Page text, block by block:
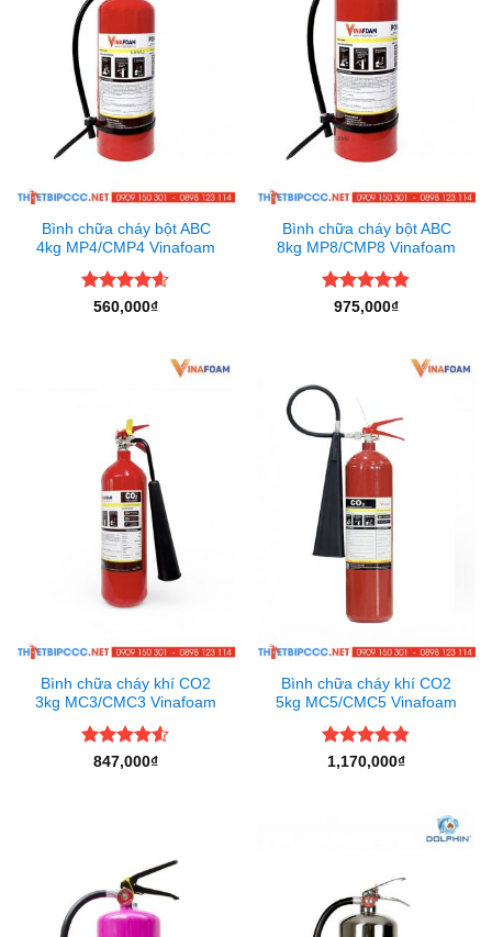
Bình chữa cháy bột ABC
4kg MP4/CMP4 Vinafoam
Được xếp
560,000₫
Bình chữa cháy bột ABC
8kg MP8/CMP8 Vinafoam
Được xếp
975,000₫
Bình chữa cháy khí CO2
3kg MC3/CMC3 Vinafoam
Được xếp
847,000₫
Bình chữa cháy khí CO2
5kg MC5/CMC5 Vinafoam
Được xếp
1,170,000₫